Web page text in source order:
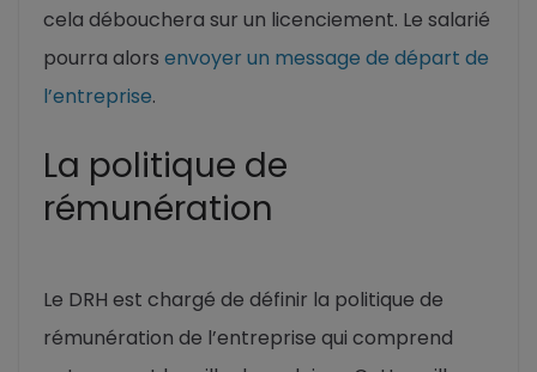
cela débouchera sur un licenciement. Le salarié
pourra alors envoyer un message de départ de
l’entreprise.
La politique de
rémunération
Le DRH est chargé de définir la politique de
rémunération de l’entreprise qui comprend